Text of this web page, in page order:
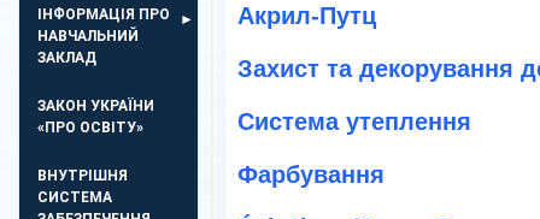
ІНФОРМАЦІЯ ПРО
НАВЧАЛЬНИЙ
ЗАКЛАД
ЗАКОН УКРАЇНИ
«ПРО ОСВІТУ»
ВНУТРІШНЯ
СИСТЕМА
Акрил-Путц
Захист та декорування
Система утеплення
Фарбування